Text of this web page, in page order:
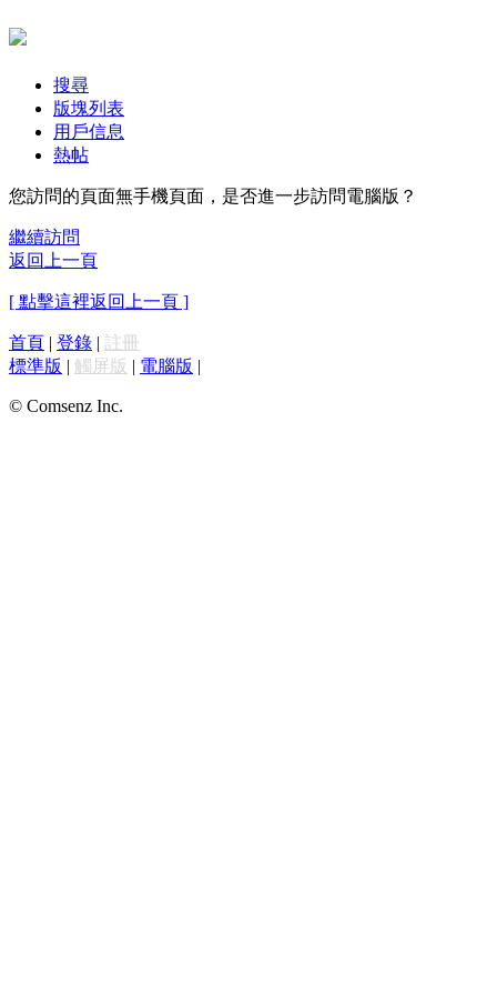
搜尋
版塊列表
用戶信息
熱帖
您訪問的頁面無手機頁面，是否進一步訪問電腦版？
繼續訪問
返回上一頁
[ 點擊這裡返回上一頁 ]
首頁 | 登錄 | 註冊
標準版 | 觸屏版 | 電腦版 |
© Comsenz Inc.